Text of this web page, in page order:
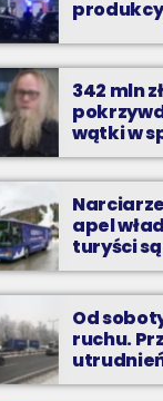
342 mln
wątki w
z
apel
turyści
Od
ruchu.